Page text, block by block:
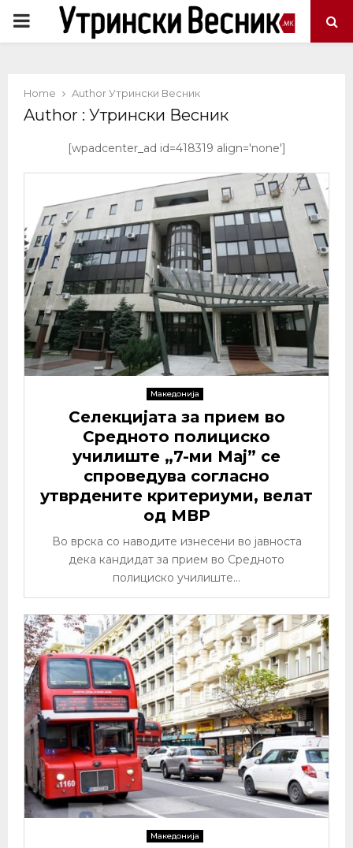
PRIMARY
Home AuthorУтрински Весник
Author : Утрински Весник
[wpadcenter_ad id=418319 align='none']
Македонија
Селекцијата за прием во
Средното полициско
училиште „7-ми Мај” се
спроведува согласно
утврдените критериуми, велат
од МВР
Во врска со наводите изнесени во јавноста
дека кандидат за прием во Средното
полициско училиште...
Македонија